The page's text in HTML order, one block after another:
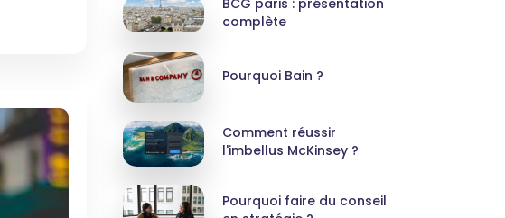
BCG paris : présentation
complète
Pourquoi Bain ?
Comment réussir
l'imbellus McKinsey ?
Pourquoi faire du conseil